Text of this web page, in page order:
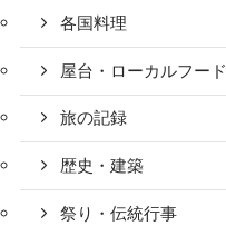
各国料理
屋台・ローカルフード
旅の記録
歴史・建築
祭り・伝統行事